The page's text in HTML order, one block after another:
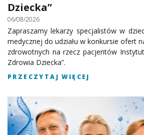
Dziecka”
06/08/2026
Zapraszamy lekarzy specjalistów w
medycznej do udziału w konkursie ofert
zdrowotnych na rzecz pacjentów
Zdrowia Dziecka”.
PRZECZYTAJ WIĘCEJ